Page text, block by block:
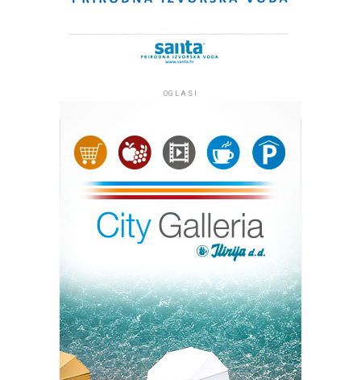
Kip Marije s Isusom, oboje s krunama na glavi, izrađen je
od plemenitog bračkog kamena i visok je tri metra, a s
kipovima u Hrvatskoj. Klesar Vlado Knežević radio ga je
osamnaest mjeseci u klesarskoj radnji ‘Markvinia’ u
Biogradu na Moru. Kip se nalazi uz jedan od
najprometnijih pomorskih kanala između otoka Ugljana i
Pašmana kojim tijekom sezone dnevno prođe više od
dvije tisuće plovila. Želja župljana je da kip posjetiteljima
i prolaznicima koji plove tim kanalom bude
svjedočanstvo vjere, da se na tom mjestu časti Marija. Taj
projekt župe Kukljica pomogli su Općina Kukljica te
drugi dobročinitelji i donatori.
OGLASI